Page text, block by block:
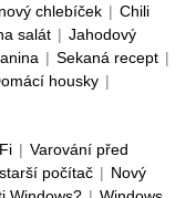
chlebíček | Chili
salát | Jahodový
| Sekaná recept |
housky |
| Varování před
počítač | Nový